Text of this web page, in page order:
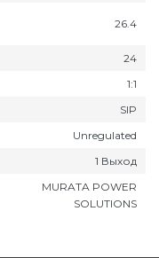
26.4
24
1:1
SIP
Unregulated
1 Выход
MURATA POWER
SOLUTIONS
Пятигорск
Ростов-на-
Рязань
Салехард
Самара
Саратов